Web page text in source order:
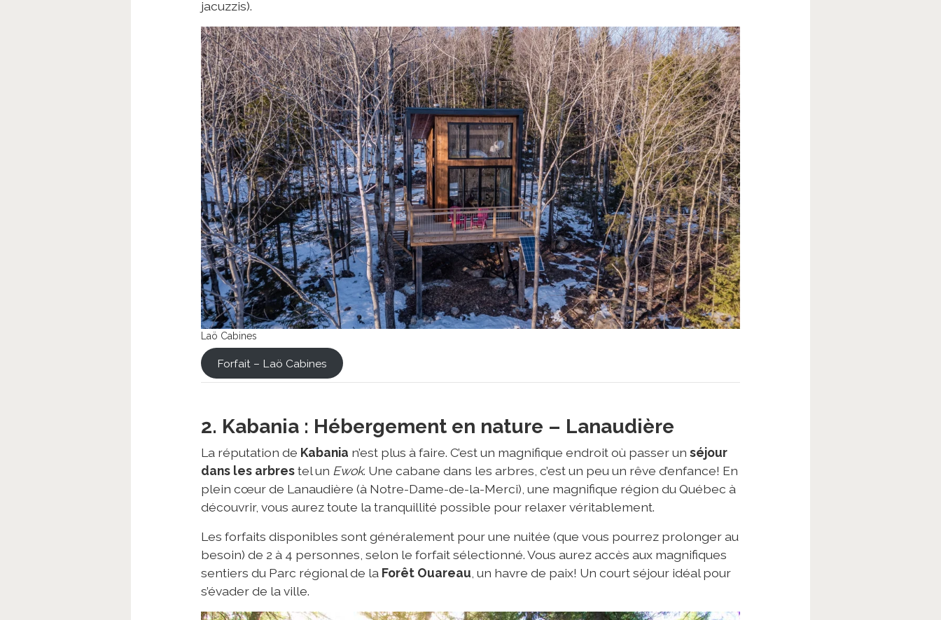
jacuzzis).
Laö Cabines
Forfait – Laö Cabines
2. Kabania : Hébergement en nature – Lanaudière
La réputation de Kabania n’est plus à faire. C’est un magnifique endroit où passer un séjour
dans les arbrestel un Ewok. Une cabane dans les arbres, c’est un peu un rêve d’enfance! En
plein cœur de Lanaudière (à Notre-Dame-de-la-Merci), une magnifique région du Québec à
découvrir, vous aurez toute la tranquillité possible pour relaxer véritablement.
Les forfaits disponibles sont généralement pour une nuitée (que vous pourrez prolonger au
besoin) de 2 à 4 personnes, selon le forfait sélectionné. Vous aurez accès aux magnifiques
sentiers du Parc régional de la Forêt Ouareau, un havre de paix! Un court séjour idéal pour
s’évader de la ville.